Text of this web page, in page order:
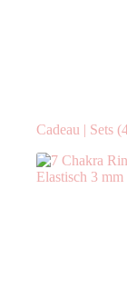
Cadeau | Sets